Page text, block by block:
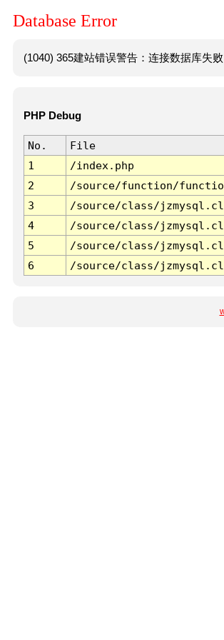
Database Error
(1040) 365建站错误警告：连接数据库失
PHP Debug
No. File
1
/index.php
2
/source/function/
3
/source/class/
4
/source/class/
5
/source/class/
6
/source/class/